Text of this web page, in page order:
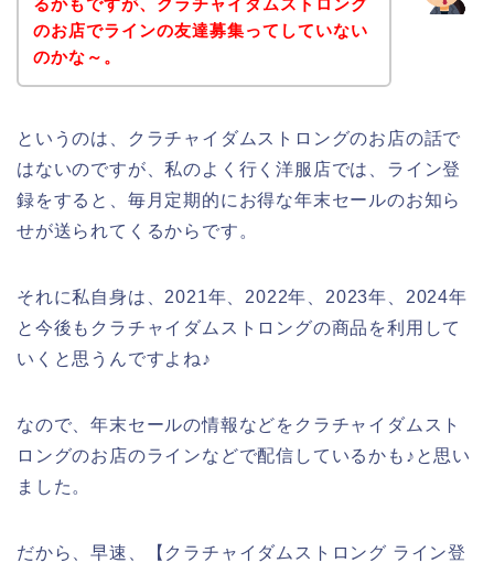
るかもですが、クラチャイダムストロング
のお店でラインの友達募集ってしていない
のかな～。
というのは、クラチャイダムストロングのお店の話で
はないのですが、私のよく行く洋服店では、ライン登
録をすると、毎月定期的にお得な年末セールのお知ら
せが送られてくるからです。
それに私自身は、2021年、2022年、2023年、2024年
と今後もクラチャイダムストロングの商品を利用して
いくと思うんですよね♪
なので、年末セールの情報などをクラチャイダムスト
ロングのお店のラインなどで配信しているかも♪と思い
ました。
だから、早速、【クラチャイダムストロング ライン登